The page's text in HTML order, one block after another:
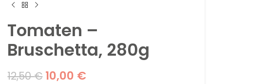
Tomaten –
Bruschetta, 280g
12,50€ 10,00 €